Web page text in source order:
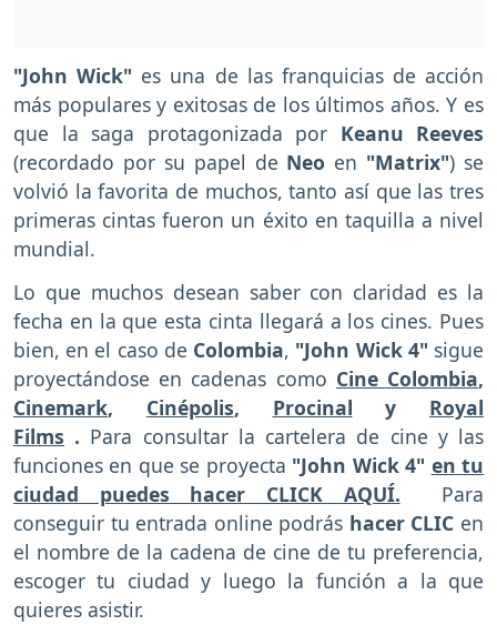
"John Wick" es una de las franquicias de acción
más populares y exitosas de los últimos años. Y es
que la saga protagonizada por Keanu Reeves
(recordado por su papel de Neo en "Matrix") se
volvió la favorita de muchos, tanto así que las tres
primeras cintas fueron un éxito en taquilla a nivel
mundial.
Lo que muchos desean saber con claridad es la
fecha en la que esta cinta llegará a los cines. Pues
bien, en el caso de Colombia, "John Wick 4" sigue
proyectándose en cadenas como Cine Colombia,
Cinemark, Cinépolis, Procinal y Royal
Films . Para consultar la cartelera de cine y las
funciones en que se proyecta "John Wick 4" en tu
ciudad puedes hacer CLICK AQUÍ.
Para
conseguir tu entrada online podrás hacer CLIC en
el nombre de la cadena de cine de tu preferencia,
escoger tu ciudad y luego la función a la que
quieres asistir.